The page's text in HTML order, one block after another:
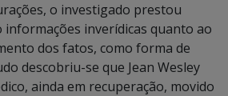
o investigado prestou
inverídicas quanto ao
dos fatos, como forma de
descobriu-se que Jean Wesley
ainda em recuperação, movido